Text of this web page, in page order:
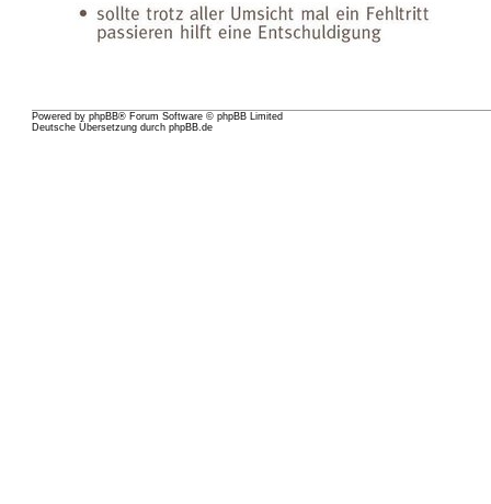
Powered byphpBB® Forum Software © phpBB Limited
Deutsche Übersetzung durchphpBB.de